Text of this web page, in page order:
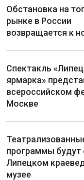
Обстановка на
рынке в России
возвращается к
Спектакль
ярмарка»
всероссийском
Москве
программы будут
Липецком
музее